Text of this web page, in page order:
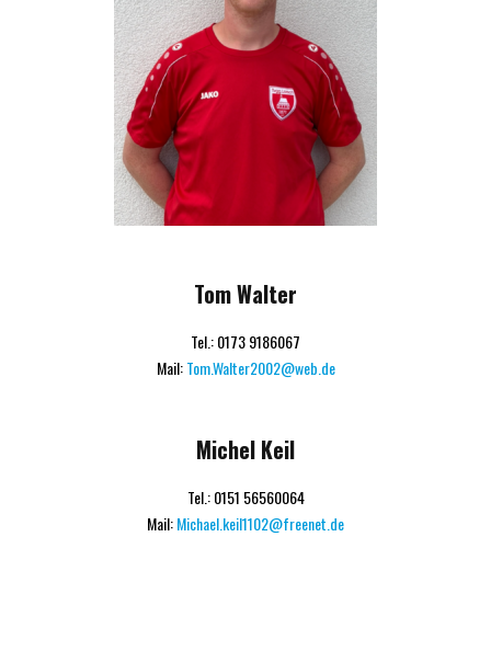
Tom Walter
Tel.: 0173 9186067
Mail:Tom.Walter2002@web.de
Michel Keil
Tel.: 0151 56560064
Mail:Michael.keil1102@freenet.de